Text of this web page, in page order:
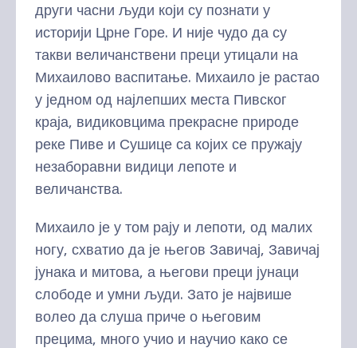
други часни људи који су познати у
историји Црне Горе. И није чудо да су
такви величанствени преци утицали на
Михаилово васпитање. Михаило је растао
у једном од најлепших места Пивског
краја, видиковцима прекрасне природе
реке Пиве и Сушице са којих се пружају
незаборавни видици лепоте и
величанства.
Михаило је у том рају и лепоти, од малих
ногу, схватио да је његов Завичај, Завичај
јунака и митова, а његови преци јунаци
слободе и умни људи. Зато је највише
волео да слуша приче о његовим
прецима, много учио и научио како се